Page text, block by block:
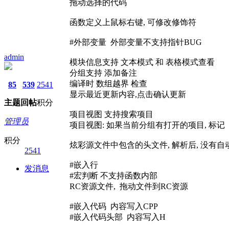
admin
85
主题
539
回帖
2541
积分
管理员
积分
2541
发消息
拖动选择的代码
函数定义上鼠标右键, 可修改修饰符
#外部变量 外部变量不支持指针BUG
模块信息支持 文本模式 和 表格模式查看
分组支持 添加备注
编译时 数组越界 检查
显示最近更新内容,点击确认更新
项目视图 支持搜索项目
项目视图: 如果当前分组有打开的项目, 标记
炫彩源文件中包含的头文件, 解析后, 没有自
#嵌入行
#宏判断 不支持函数内部
RC资源文件, 拖动文件到RC资源
#嵌入代码 内容写入CPP
#嵌入代码头部 内容写入H